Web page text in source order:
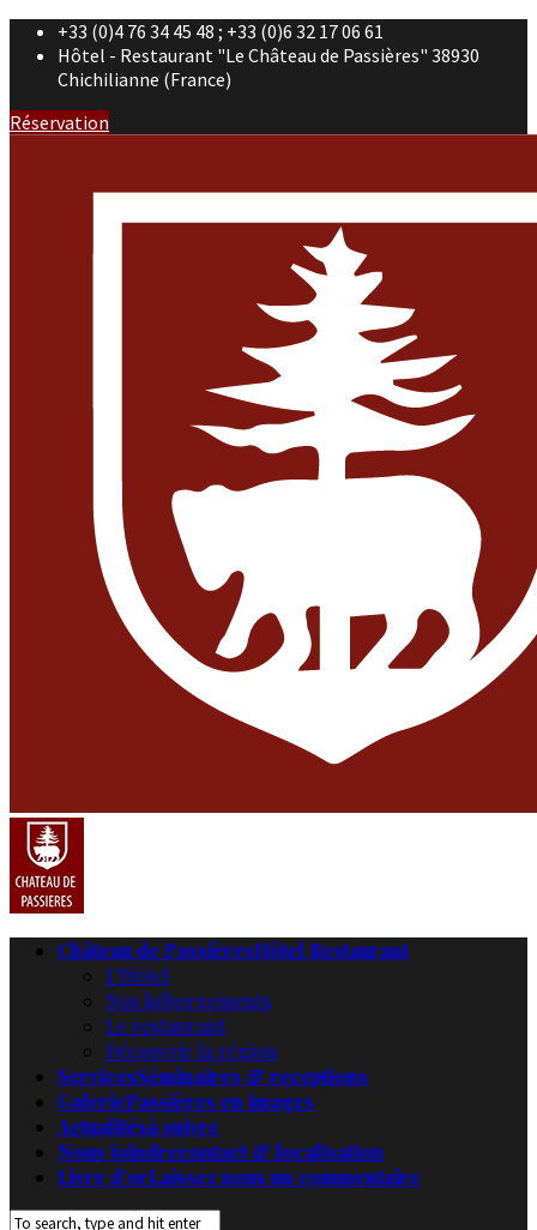
+33 (0)4 76 34 45 48 ; +33 (0)6 32 17 06 61
Hôtel - Restaurant "Le Château de Passières" 38930
Chichilianne (France)
Réservation
Château de PassièresHôtel Restaurant
L’Hôtel
Nos hébergements
Le restaurant
Découvrir la région
ServicesSéminaires & receptions
GaleriePassières en images
Actualitésà suivre
Nous joindrecontact & localisation
Livre d’orLaissez nous un commentaire